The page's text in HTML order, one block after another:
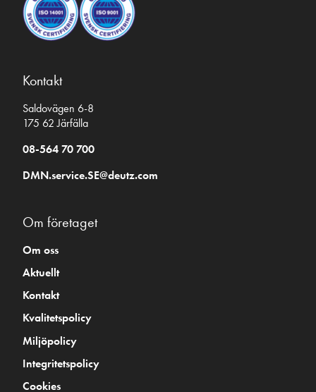
Kontakt
Saldovägen 6-8
175 62 Järfälla
08-564 70 700
DMN.service.SE@deutz.com
Om företaget
Om oss
Aktuellt
Kontakt
Kvalitetspolicy
Miljöpolicy
Integritetspolicy
Cookies